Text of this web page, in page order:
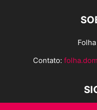
Contato: